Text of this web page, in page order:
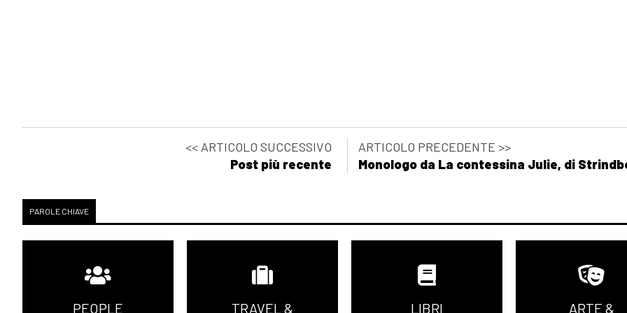
<< ARTICOLO SUCCESSIVO
Post più recente
ARTICOLO PRECEDENTE >>
Monologo da La contessina Julie, di
PAROLE CHIAVE
PEOPLE TRAVEL & LIBRI ARTE &